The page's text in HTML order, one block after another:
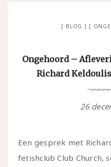
BLOG
Ongehoord –
Richard
26
Een gesprek met
fetishclub Club Church,